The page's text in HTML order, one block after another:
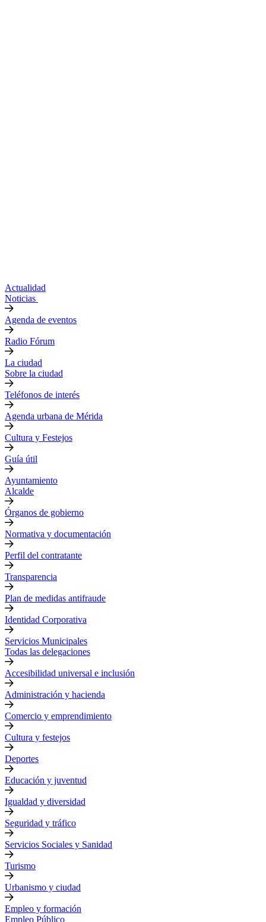
Actualidad
Noticias
Agenda de eventos
Radio Fórum
La ciudad
Sobre la ciudad
Teléfonos de interés
Agenda urbana de Mérida
Cultura y Festejos
Guía útil
Ayuntamiento
Alcalde
Órganos de gobierno
Normativa y documentación
Perfil del contratante
Transparencia
Plan de medidas antifraude
Identidad Corporativa
Servicios Municipales
Todas las delegaciones
Accesibilidad universal e inclusión
Administración y hacienda
Comercio y emprendimiento
Cultura y festejos
Deportes
Educación y juventud
Igualdad y diversidad
Seguridad y tráfico
Servicios Sociales y Sanidad
Turismo
Urbanismo y ciudad
Empleo y formación
Empleo Público